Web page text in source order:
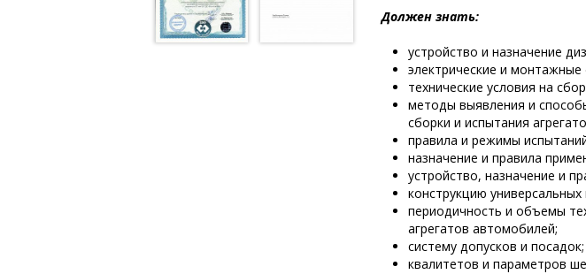
Должен знать:
устройство и назначение
электрические и
технические условия на
методы выявления и
сборки и испытания
правила и режимы
назначение и правила
устройство, назначение и
конструкцию
периодичность и объемы
агрегатов автомобилей;
систему допусков и посадок;
квалитетов и параметров